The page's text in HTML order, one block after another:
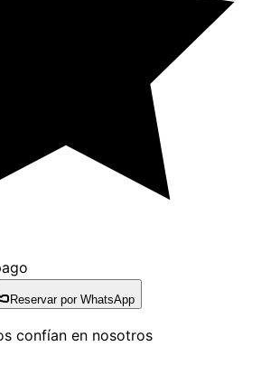
Reservar por WhatsApp
confían en nosotros